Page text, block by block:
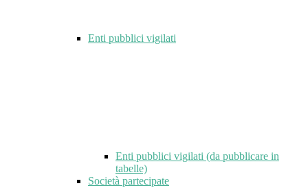
Enti pubblici vigilati
Enti pubblici vigilati (da pubblicare in
tabelle)
Società partecipate